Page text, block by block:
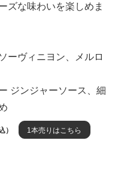
ズな味わいを楽しめま
ヴィニヨン、メルロ
ジンジャーソース、細
） 1本売りはこちら